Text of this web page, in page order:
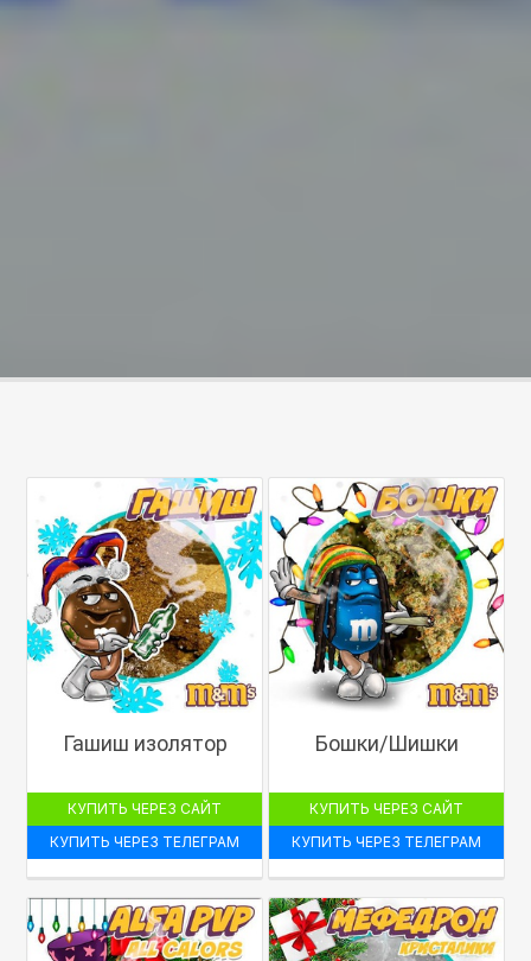
Гашиш изолятор
КУПИТЬ ЧЕРЕЗ САЙТ
КУПИТЬ ЧЕРЕЗ ТЕЛЕГРАМ
Бошки/Шишки
КУПИТЬ ЧЕРЕЗ САЙТ
КУПИТЬ ЧЕРЕЗ ТЕЛЕГРАМ